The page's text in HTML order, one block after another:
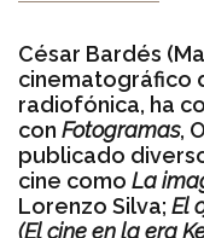
César Bardés
cinematográfico
radiofónica, ha
con Fotogramas,
publicado
cine como La
Lorenzo Silva; El
(El cine en la era